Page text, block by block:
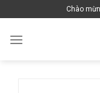
to
content
Chào